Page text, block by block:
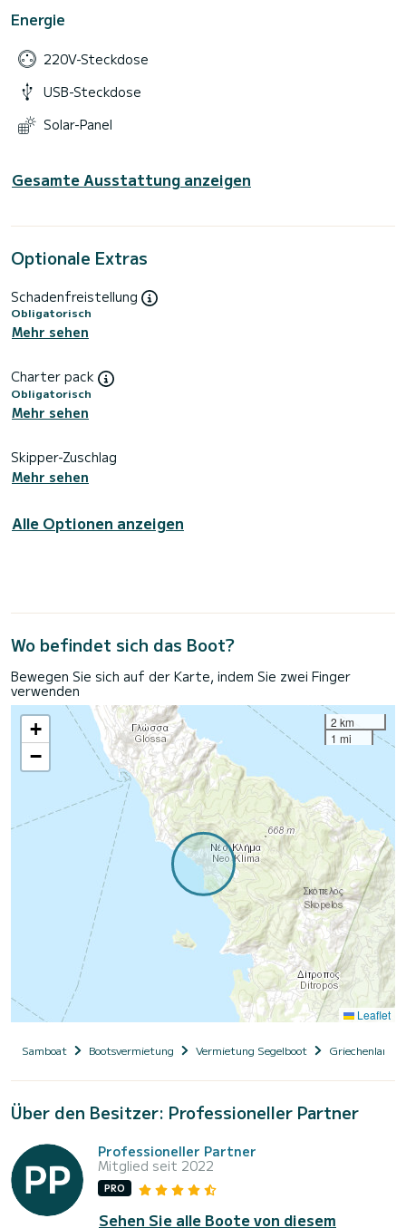
Energie
220V-Steckdose
USB-Steckdose
Solar-Panel
Gesamte Ausstattung anzeigen
Optionale Extras
Schadenfreistellung
Obligatorisch
Mehr sehen
Charter pack
Obligatorisch
Mehr sehen
Skipper-Zuschlag
Mehr sehen
Alle Optionen anzeigen
Wo befindet sich das Boot?
Bewegen Sie sich auf der Karte, indem Sie zwei Finger
verwenden
+
−
2 km
1 mi
Leaflet
Samboat Bootsvermietung Vermietung Segelboot Griechenland
Über den Besitzer: Professioneller Partner
Professioneller Partner
Mitglied seit 2022
PRO
Sehen Sie alle Boote von diesem